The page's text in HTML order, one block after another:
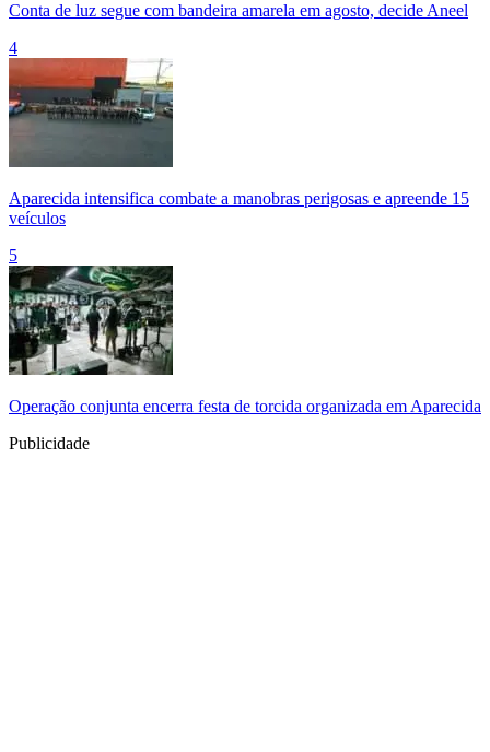
Conta de luz segue com bandeira amarela em agosto, decide Aneel
4
Aparecida intensifica combate a manobras perigosas e apreende 15
veículos
5
Operação conjunta encerra festa de torcida organizada em Aparecida
Publicidade